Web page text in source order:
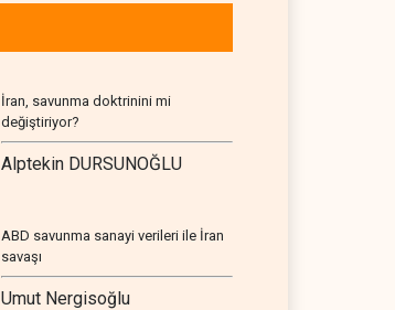
İran, savunma doktrinini mi
değiştiriyor?
Alptekin DURSUNOĞLU
ABD savunma sanayi verileri ile İran
savaşı
Umut Nergisoğlu